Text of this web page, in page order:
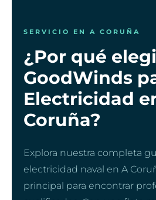
SERVICIO EN A CORUÑA
¿Por qué
GoodWinds
Electricidad
Coruña?
Explora nuestra completa
electricidad naval en A
principal para encontrar